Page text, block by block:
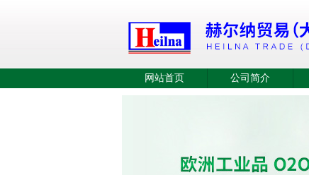
网站首页 公司简介